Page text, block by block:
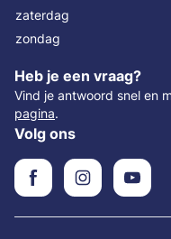
zaterdag
zondag
Heb je een vraag?
Vind je antwoord snel en
pagina.
Volg ons